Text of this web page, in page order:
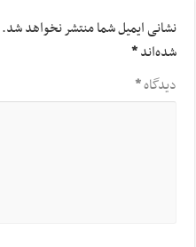
نشانی ایمیل شما منتشر نخواهد شد.
شده‌اند*
دیدگاه*